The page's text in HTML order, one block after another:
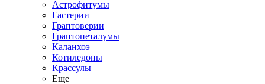
Астрофитумы
Гастерии
Граптоверии
Граптопеталумы
Каланхоэ
Котиледоны
Крассулы
Еще